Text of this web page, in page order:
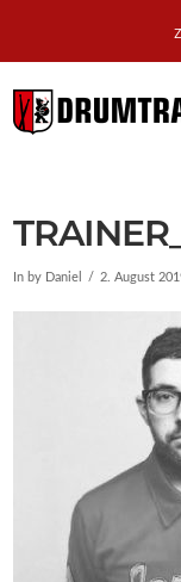
In by Daniel 2. August